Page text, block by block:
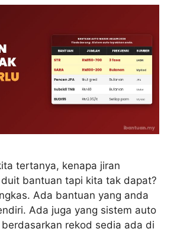
tertanya, kenapa jiran
bantuan tapi kita tak dapat?
Ada bantuan yang anda
Ada juga yang sistem auto
rekod sedia ada di